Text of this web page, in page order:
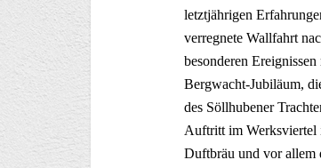
letztjährigen
verregnete Wallfahrt
besonderen
Bergwacht-Jubiläum,
des Söllhubener
Auftritt im Werksviertel
Duftbräu und vor allem